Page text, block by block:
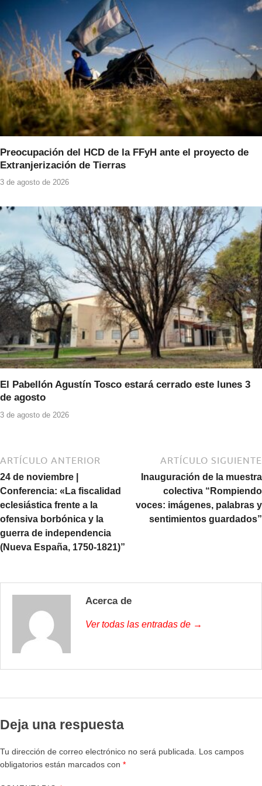
Preocupación del HCD de la FFyH ante el proyecto de
Extranjerización de Tierras
3 de agosto de 2026
El Pabellón Agustín Tosco estará cerrado este lunes 3
de agosto
3 de agosto de 2026
ARTÍCULO ANTERIOR
24 de noviembre |
Conferencia: «La fiscalidad
eclesiástica frente a la
ofensiva borbónica y la
guerra de independencia
(Nueva España, 1750-1821)”
ARTÍCULO SIGUIENTE
Inauguración de la muestra
colectiva “Rompiendo
voces: imágenes, palabras y
sentimientos guardados”
Acerca de
Ver todas las entradas de →
Deja una respuesta
Tu dirección de correo electrónico no será publicada. Los campos
obligatorios están marcados con *